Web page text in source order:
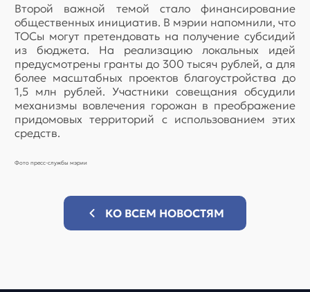
Второй важной темой стало финансирование
общественных инициатив. В мэрии напомнили, что
ТОСы могут претендовать на получение субсидий
из бюджета. На реализацию локальных идей
предусмотрены гранты до 300 тысяч рублей, а для
более масштабных проектов благоустройства до
1,5 млн рублей. Участники совещания обсудили
механизмы вовлечения горожан в преображение
придомовых территорий с использованием этих
средств.
Фото пресс-службы мэрии
КО ВСЕМ НОВОСТЯМ